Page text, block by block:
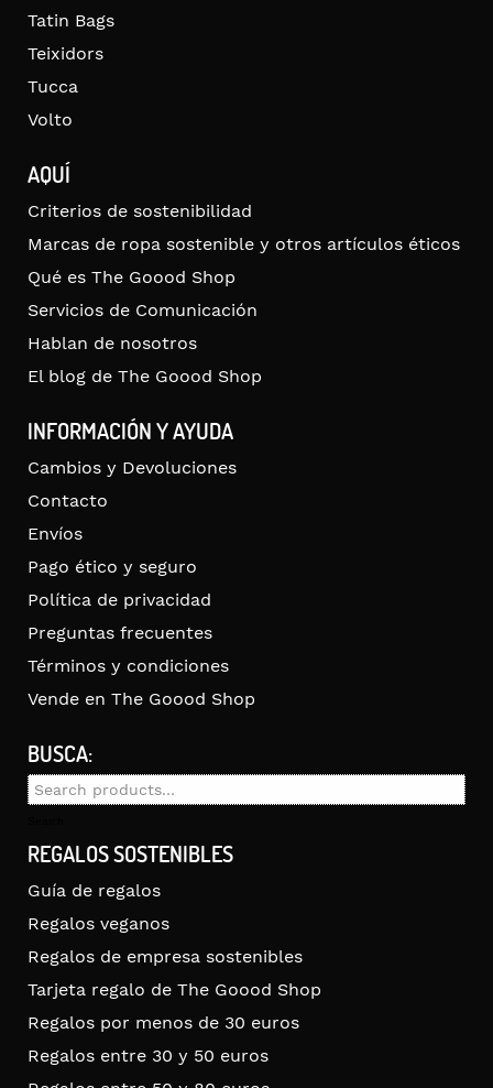
Tatin Bags
Teixidors
Tucca
Volto
AQUÍ
Criterios de sostenibilidad
Marcas de ropa sostenible y otros artículos éticos
Qué es The Goood Shop
Servicios de Comunicación
Hablan de nosotros
El blog de The Goood Shop
INFORMACIÓN Y AYUDA
Cambios y Devoluciones
Contacto
Envíos
Pago ético y seguro
Política de privacidad
Preguntas frecuentes
Términos y condiciones
Vende en The Goood Shop
BUSCA:
Search
REGALOS SOSTENIBLES
Guía de regalos
Regalos veganos
Regalos de empresa sostenibles
Tarjeta regalo de The Goood Shop
Regalos por menos de 30 euros
Regalos entre 30 y 50 euros